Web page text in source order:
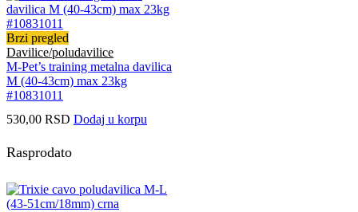
Brzi pregled
Davilice/poludavilice
M-Pet’s training metalna davilica
M (40-43cm) max 23kg
#10831011
530,00 RSD Dodaj u korpu
Rasprodato